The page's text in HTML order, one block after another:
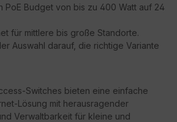
PoE Budget von bis zu 400 Watt auf 24
für mittlere bis große Standorte.
Auswahl darauf, die richtige Variante
Switches bieten eine einfache
Lösung mit herausragender
Verwaltbarkeit für kleine und